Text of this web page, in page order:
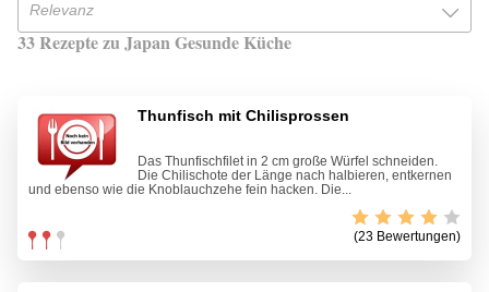
Relevanz
33 Rezepte zu Japan Gesunde Küche
Thunfisch mit Chilisprossen
Das Thunfischfilet in 2 cm große Würfel schneiden.
Die Chilischote der Länge nach halbieren, entkernen
und ebenso wie die Knoblauchzehe fein hacken. Die...
(23 Bewertungen)